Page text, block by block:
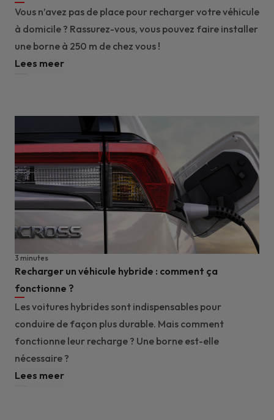
Vous n’avez pas de place pour recharger votre véhicule
à domicile ? Rassurez-vous, vous pouvez faire installer
une borne à 250 m de chez vous !
Lees meer
Recharger un véhicule hybride : comment ça
fonctionne ?
3 minutes
Les voitures hybrides sont indispensables pour
conduire de façon plus durable. Mais comment
fonctionne leur recharge ? Une borne est-elle
nécessaire ?
Lees meer